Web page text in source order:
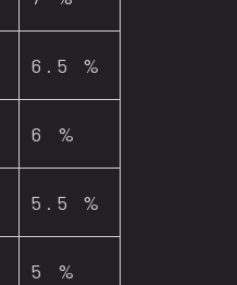
6.5 %
6 %
5.5 %
5 %